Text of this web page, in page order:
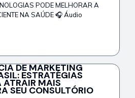
PODE MELHORAR A
NA SAÚDE 🎧 Áudio
DE MARKETING
ESTRATÉGIAS
ATRAIR MAIS
SEU CONSULTÓRIO